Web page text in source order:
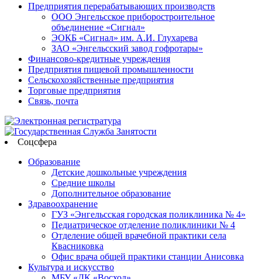
Предприятия перерабатывающих производств
ООО Энгельсское приборостроительное
объединение «Сигнал»
ЭОКБ «Сигнал» им. А.И. Глухарева
ЗАО «Энгельсский завод гофротары»
Финансово-кредитные учреждения
Предприятия пищевой промышленности
Сельскохозяйственные предприятия
Торговые предприятия
Связь, почта
Соцсфера
Образование
Детские дошкольные учреждения
Средние школы
Дополнительное образование
Здравоохранение
ГУЗ «Энгельсская городская поликлиника № 4»
Педиатрическое отделение поликлиники № 4
Отделение общей врачебной практики села
Квасниковка
Офис врача общей практики станции Анисовка
Культура и искусство